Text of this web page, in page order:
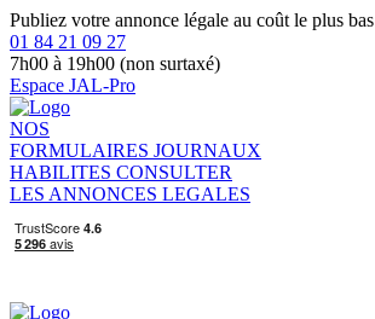
Publiez votre annonce légale au coût le plus bas
01 84 21 09 27
7h00 à 19h00 (non surtaxé)
Espace JAL-Pro
NOS
FORMULAIRES JOURNAUX
HABILITES CONSULTER
LES ANNONCES LEGALES